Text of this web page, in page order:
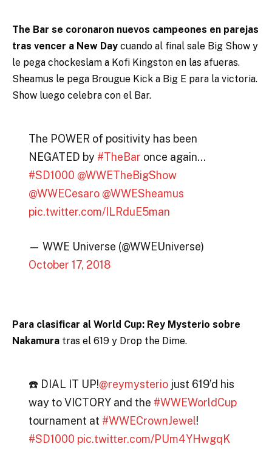
The Bar se coronaron nuevos campeones en parejas
tras vencer a New Day cuando al final sale Big Show y
le pega chockeslam a Kofi Kingston en las afueras.
Sheamus le pega Brougue Kick a Big E para la victoria.
Show luego celebra con el Bar.
The POWER of positivity has been
NEGATED by #TheBar once again…
#SD1000 @WWETheBigShow
@WWECesaro @WWESheamus
pic.twitter.com/ILRduE5man
— WWE Universe (@WWEUniverse)
October 17, 2018
Para clasificar al World Cup: Rey Mysterio sobre
Nakamura tras el 619 y Drop the Dime.
☎️ DIAL IT UP!@reymysteriojust 619’d his
way to VICTORY and the #WWEWorldCup
tournament at #WWECrownJewel!
#SD1000 pic.twitter.com/PUm4YHwgqK